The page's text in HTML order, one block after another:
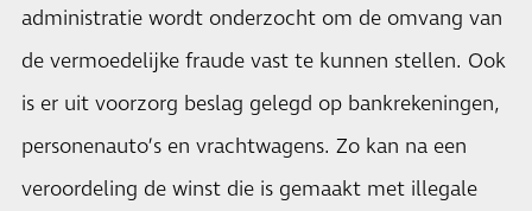
administratie wordt onderzocht om de omvang van
de vermoedelijke fraude vast te kunnen stellen. Ook
is er uit voorzorg beslag gelegd op bankrekeningen,
personenauto’s en vrachtwagens. Zo kan na een
veroordeling de winst die is gemaakt met illegale